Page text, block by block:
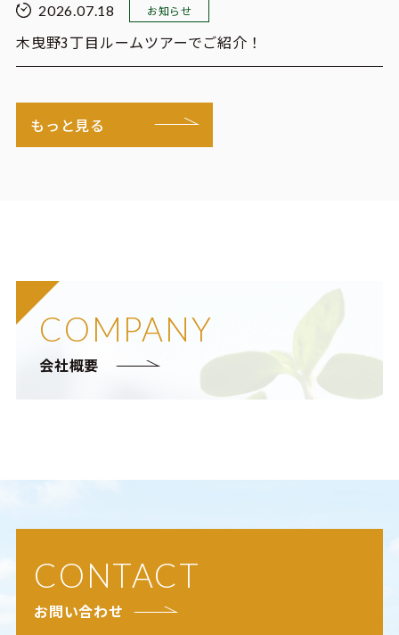
2026.07.18 お知らせ
木曳野3丁目ルームツアーでご紹介！
もっと見る
COMPANY
会社概要
CONTACT
お問い合わせ